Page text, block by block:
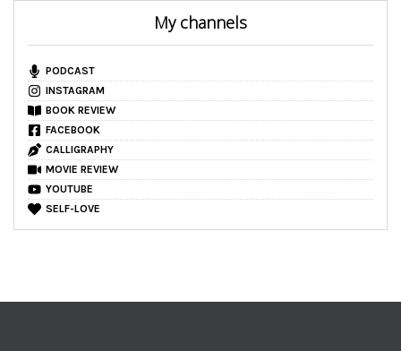
My channels
PODCAST
INSTAGRAM
BOOK REVIEW
FACEBOOK
CALLIGRAPHY
MOVIE REVIEW
YOUTUBE
SELF-LOVE